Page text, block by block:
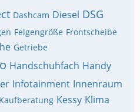
Dashcam Diesel DSG
Felgengröße Frontscheibe
Getriebe
Handschuhfach Handy
Infotainment Innenraum
Kaufberatung Kessy Klima